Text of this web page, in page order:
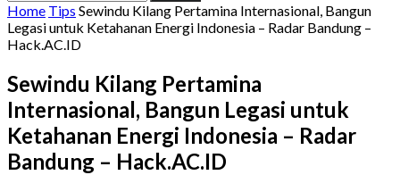
Home Tips Sewindu Kilang Pertamina Internasional, Bangun
Legasi untuk Ketahanan Energi Indonesia – Radar Bandung –
Hack.AC.ID
Sewindu Kilang Pertamina
Internasional, Bangun Legasi untuk
Ketahanan Energi Indonesia – Radar
Bandung – Hack.AC.ID